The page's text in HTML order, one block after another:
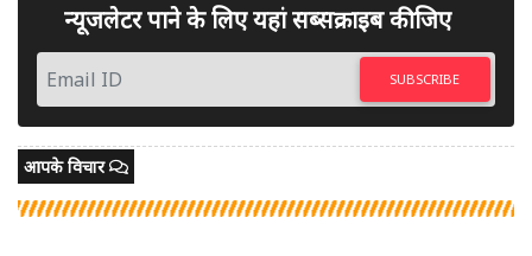
न्यूजलेटर पाने के लिए यहां सब्सक्राइब कीजिए
SUBSCRIBE
आपके विचार